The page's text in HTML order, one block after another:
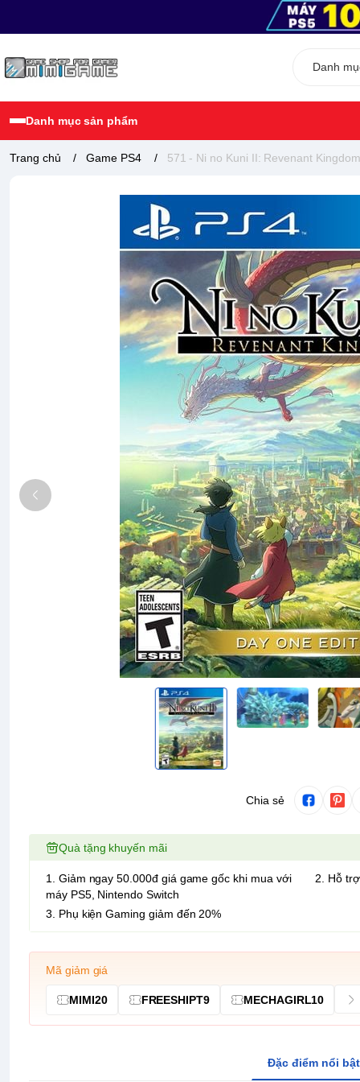
Danh mục sản phẩm
Trang chủ / Game PS4 / 571 - Ni no Kuni II: Revenant Kingdom
Chia sẻ
Quà tặng khuyến mãi
1. Giảm ngay 50.000đ giá game gốc khi mua với
máy PS5, Nintendo Switch
2. Hỗ
3. Phụ kiện Gaming giảm đến 20%
Mã giảm giá
MIMI20 FREESHIPT9 MECHAGIRL10
Đặc điểm nổi bật